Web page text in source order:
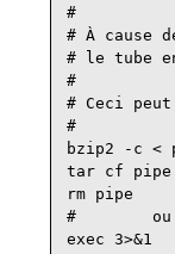
#
# À cause
# le tube
#
# Ceci
#
bzip2 -c <
tar cf pipe
rm pipe
#        ou
exec 3>&1